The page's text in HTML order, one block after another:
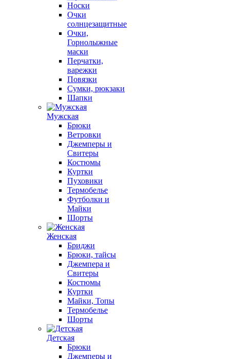
Носки
Очки
солнцезащитные
Очки,
Горнолыжные
маски
Перчатки,
варежки
Повязки
Сумки, рюкзаки
Шапки
Мужская
Брюки
Ветровки
Джемперы и
Свитеры
Костюмы
Куртки
Пуховики
Термобелье
Футболки и
Майки
Шорты
Женская
Бриджи
Брюки, тайсы
Джемпера и
Свитеры
Костюмы
Куртки
Майки, Топы
Термобелье
Шорты
Детская
Брюки
Джемперы и